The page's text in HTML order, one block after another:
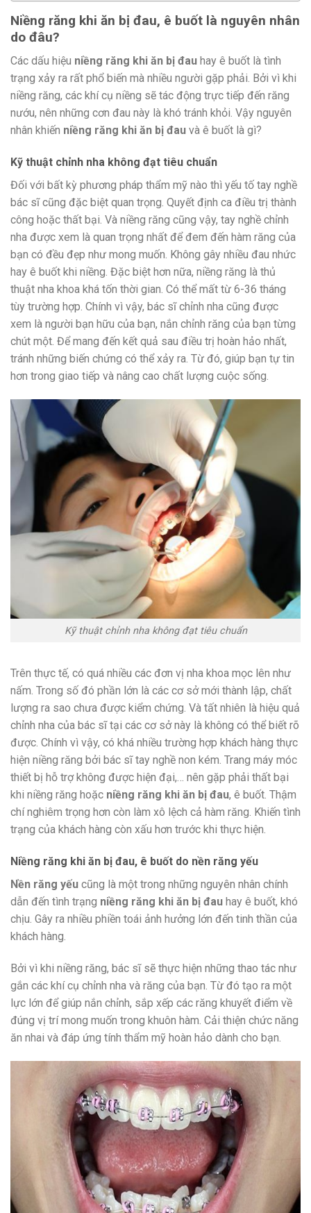
Niềng răng khi ăn bị đau, ê buốt là nguyên nhân
do đâu?
Các dấu hiệu niềng răng khi ăn bị đau hay ê buốt là tình
trạng xảy ra rất phổ biến mà nhiều người gặp phải. Bởi vì khi
niềng răng, các khí cụ niềng sẽ tác động trực tiếp đến răng
nướu, nên những cơn đau này là khó tránh khỏi. Vậy nguyên
nhân khiến niềng răng khi ăn bị đau và ê buốt là gì?
Kỹ thuật chỉnh nha không đạt tiêu chuẩn
Đối với bất kỳ phương pháp thẩm mỹ nào thì yếu tố tay nghề
bác sĩ cũng đặc biệt quan trọng. Quyết định ca điều trị thành
công hoặc thất bại. Và niềng răng cũng vậy, tay nghề chỉnh
nha được xem là quan trọng nhất để đem đến hàm răng của
bạn có đều đẹp như mong muốn. Không gây nhiều đau nhức
hay ê buốt khi niềng. Đặc biệt hơn nữa, niềng răng là thủ
thuật nha khoa khá tốn thời gian. Có thể mất từ 6-36 tháng
tùy trường hợp. Chính vì vậy, bác sĩ chỉnh nha cũng được
xem là người bạn hữu của bạn, nắn chỉnh răng của bạn từng
chút một. Để mang đến kết quả sau điều trị hoàn hảo nhất,
tránh những biến chứng có thể xảy ra. Từ đó, giúp bạn tự tin
hơn trong giao tiếp và nâng cao chất lượng cuộc sống.
Kỹ thuật chỉnh nha không đạt tiêu chuẩn
Trên thực tế, có quá nhiều các đơn vị nha khoa mọc lên như
nấm. Trong số đó phần lớn là các cơ sở mới thành lập, chất
lượng ra sao chưa được kiểm chứng. Và tất nhiên là hiệu quả
chỉnh nha của bác sĩ tại các cơ sở này là không có thể biết rõ
được. Chính vì vậy, có khá nhiều trường hợp khách hàng thực
hiện niềng răng bởi bác sĩ tay nghề non kém. Trang máy móc
thiết bị hỗ trợ không được hiện đại,… nên gặp phải thất bại
khi niềng răng hoặc niềng răng khi ăn bị đau, ê buốt. Thậm
chí nghiêm trọng hơn còn làm xô lệch cả hàm răng. Khiến tình
trạng của khách hàng còn xấu hơn trước khi thực hiện.
Niềng răng khi ăn bị đau, ê buốt do nền răng yếu
Nền răng yếu cũng là một trong những nguyên nhân chính
dẫn đến tình trạng niềng răng khi ăn bị đau hay ê buốt, khó
chịu. Gây ra nhiều phiền toái ảnh hưởng lớn đến tinh thần của
khách hàng.
Bởi vì khi niềng răng, bác sĩ sẽ thực hiện những thao tác như
gắn các khí cụ chỉnh nha và răng của bạn. Từ đó tạo ra một
lực lớn để giúp nắn chỉnh, sắp xếp các răng khuyết điểm về
đúng vị trí mong muốn trong khuôn hàm. Cải thiện chức năng
ăn nhai và đáp ứng tính thẩm mỹ hoàn hảo dành cho bạn.